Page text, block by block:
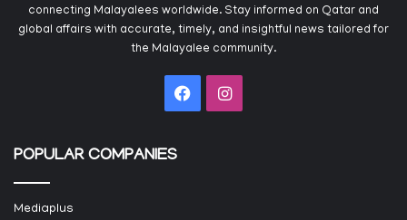
connecting Malayalees worldwide. Stay informed on Qatar and
global affairs with accurate, timely, and insightful news tailored for
the Malayalee community.
FacebookInstagram
POPULAR COMPANIES
Mediaplus